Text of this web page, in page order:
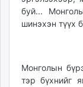
буй...
шинэхэн түүх
Монголын
тэр бүхнийг